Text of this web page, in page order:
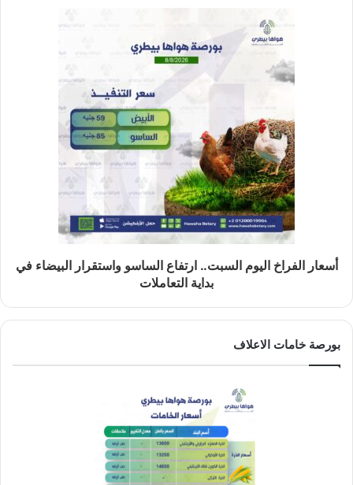
أسعار الفراخ اليوم السبت.. ارتفاع الساسو واستقرار البيضاء في
بداية التعاملات
بورصة خامات الاعلاف